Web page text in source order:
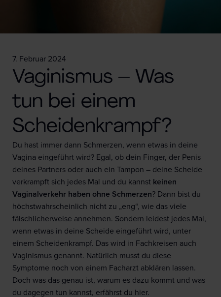
7. Februar 2024
Vaginismus – Was
tun bei einem
Scheidenkrampf?
Du hast immer dann Schmerzen, wenn etwas in deine
Vagina eingeführt wird? Egal, ob dein Finger, der Penis
deines Partners oder auch ein Tampon – deine Scheide
verkrampft sich jedes Mal und du kannst keinen
Vaginalverkehr haben ohne Schmerzen? Dann bist du
höchstwahrscheinlich nicht zu „eng“, wie das viele
fälschlicherweise annehmen. Sondern leidest jedes Mal,
wenn etwas in deine Scheide eingeführt wird, unter
einem Scheidenkrampf. Das wird in Fachkreisen auch
Vaginismus genannt. Natürlich musst du diese
Symptome noch von einem Facharzt abklären lassen.
Doch was das genau ist, warum es dazu kommt und was
du dagegen tun kannst, erfährst du hier.